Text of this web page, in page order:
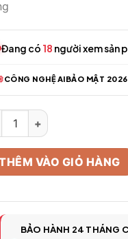
Đang có 18 người xem sản
CÔNG NGHỆ AIBẢO MẬT 2026
Quan Sát KBVISION
VÀO GIỎ HÀNG
BẢO HÀNH 24 THÁNG